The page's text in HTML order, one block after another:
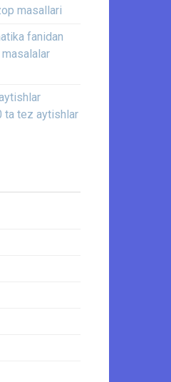
masallari
fanidan
ta tez aytishlar